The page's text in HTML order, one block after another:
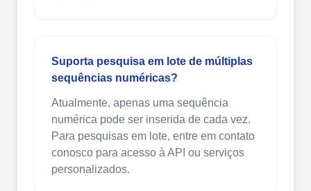
Suporta pesquisa em lote de múltiplas
sequências numéricas?
Atualmente, apenas uma sequência
numérica pode ser inserida de cada vez.
Para pesquisas em lote, entre em contato
conosco para acesso à API ou serviços
personalizados.